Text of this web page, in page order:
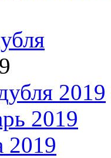
2019
2019
2019